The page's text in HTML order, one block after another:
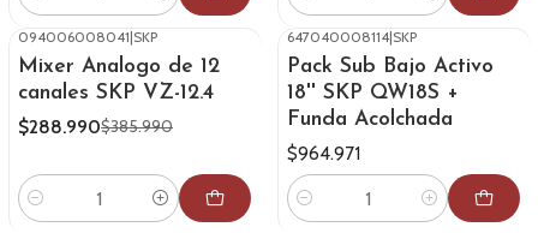
Cantidad Cantidad
-25% OFF
094006008041|SKP
Mixer Analogo de 12
canales SKP VZ-12.4
$288.990$385.990
Cantidad
647040008114|SKP
Pack Sub Bajo Activo
18'' SKP QW18S +
Funda Acolchada
$964.971
Cantidad